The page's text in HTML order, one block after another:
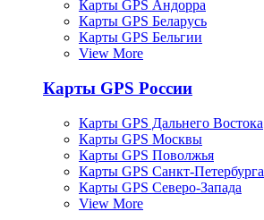
Карты GPS Андорра
Карты GPS Беларусь
Карты GPS Бельгии
View More
Карты GPS России
Карты GPS Дальнего Востока
Карты GPS Москвы
Карты GPS Поволжья
Карты GPS Санкт-Петербурга
Карты GPS Северо-Запада
View More